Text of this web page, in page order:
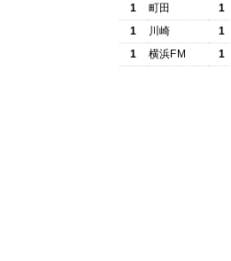
1
町田 1
1
川崎 1
1
横浜FM 1